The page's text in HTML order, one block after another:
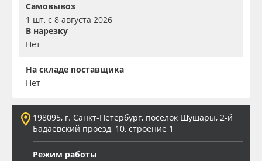
Самовывоз
1 шт, с 8 августа 2026
В нарезку
Нет
На складе поставщика
Нет
198095, г. Санкт-Петербург, поселок Шушары, 2-й
Бадаевский проезд, 10, строение 1
Режим работы